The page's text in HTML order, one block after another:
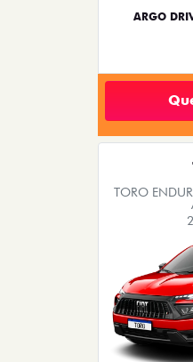
As
Confira
então não
PULSE